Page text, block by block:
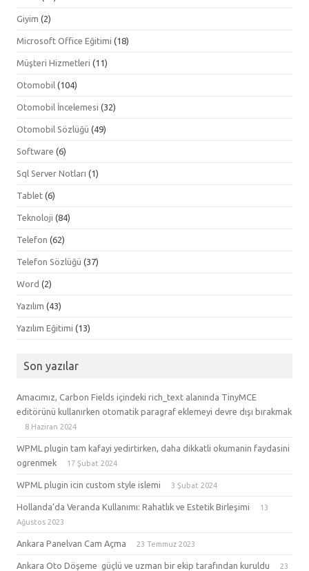
Giyim (2)
Microsoft Office Eğitimi (18)
Müşteri Hizmetleri (11)
Otomobil (104)
Otomobil İncelemesi (32)
Otomobil Sözlüğü (49)
Software (6)
Sql Server Notları (1)
Tablet (6)
Teknoloji (84)
Telefon (62)
Telefon Sözlüğü (37)
Word (2)
Yazılım (43)
Yazılım Eğitimi (13)
Son yazılar
Amacımız, Carbon Fields içindeki rich_text alanında TinyMCE
editörünü kullanırken otomatik paragraf eklemeyi devre dışı bırakmak
8 Haziran 2024
WPML plugin tam kafayi yedirtirken, daha dikkatli okumanin faydasini
ogrenmek
17 Şubat 2024
WPML plugin icin custom style islemi 3 Şubat 2024
Hollanda’da Veranda Kullanımı: Rahatlık ve Estetik Birleşimi
13
Ağustos 2023
Ankara Panelvan Cam Açma 23 Temmuz 2023
Ankara Oto Döşeme güçlü ve uzman bir ekip tarafından kuruldu
23